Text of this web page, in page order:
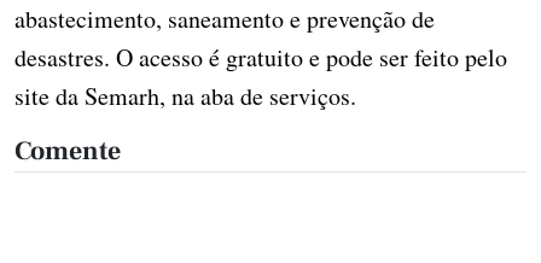
abastecimento, saneamento e prevenção de
desastres. O acesso é gratuito e pode ser feito pelo
site da Semarh, na aba de serviços.
Comente